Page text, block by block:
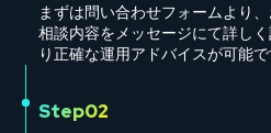
まずは問い合わせフォームより
相談内容をメッセージにて詳し
り正確な運用アドバイスが可能で
Step02